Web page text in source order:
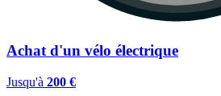
Achat d'un vélo électrique
Jusqu'à 200 €